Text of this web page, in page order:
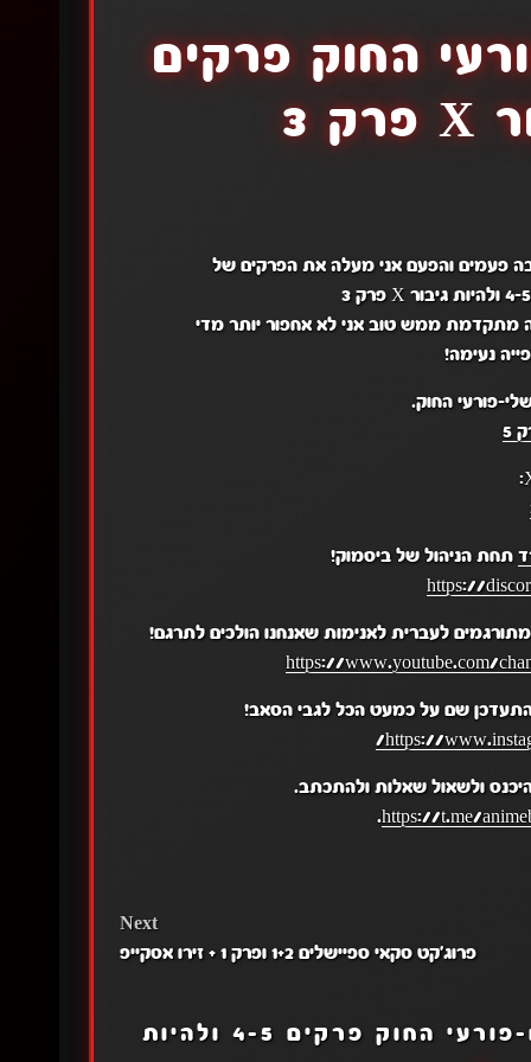
החוק פרקים
פעמים והפעם אני מעלה את הפרקים של
מתקדמת ממש טוב אני לא אחפור יותר מדי
נעימה!
פורעי החוק.
5
תחת הניהול של ביסמוק!
https://
לעברית לאנימות שאנחנו הולכים לתרגם!
https://www.youtube.com/
שם על כמעט הכל לגבי הסאב!
https://
ולשאול שאלות ולהתכתב.
https://t.me/
.
Next
פרוג'קט סקאי ספיישלים 1+2 ופרק 1 + זירו אסקייפ
אקדמיית הגיבורים-פורעי החוק פרקים 4-5 ולהיות